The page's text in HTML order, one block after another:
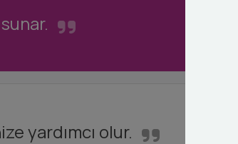
yardımcı olur.